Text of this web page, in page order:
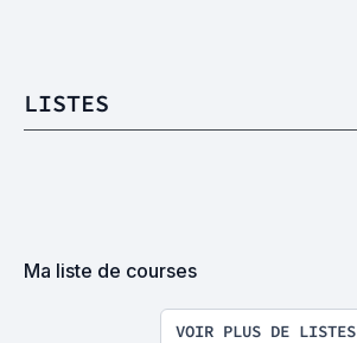
LISTES
Ma liste de courses
VOIR PLUS DE LISTES